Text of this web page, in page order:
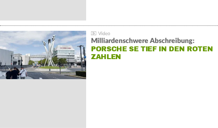
Milliardenschwere Abschreibung:
PORSCHE SE TIEF IN DEN ROTEN
ZAHLEN